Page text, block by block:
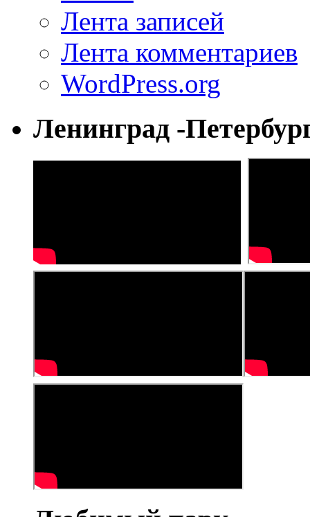
Лента записей
Лента комментариев
WordPress.org
Ленинград -